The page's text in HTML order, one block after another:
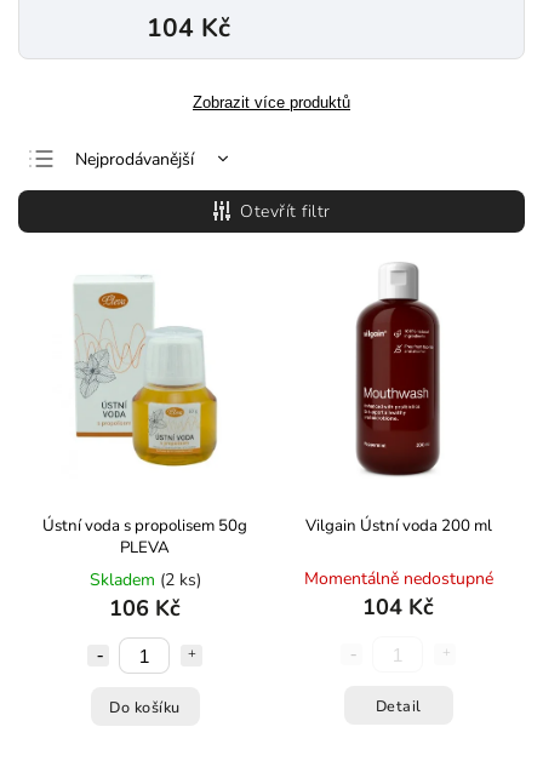
104 Kč
Zobrazit více produktů
Nejprodávanější
Nejlevnější
Nejdražší
Abecedně
Otevřít filtr
Ústní voda s propolisem 50g
PLEVA
Skladem (2 ks)
106 Kč
Do košíku
Vilgain Ústní voda 200 ml
Momentálně nedostupné
104 Kč
Detail